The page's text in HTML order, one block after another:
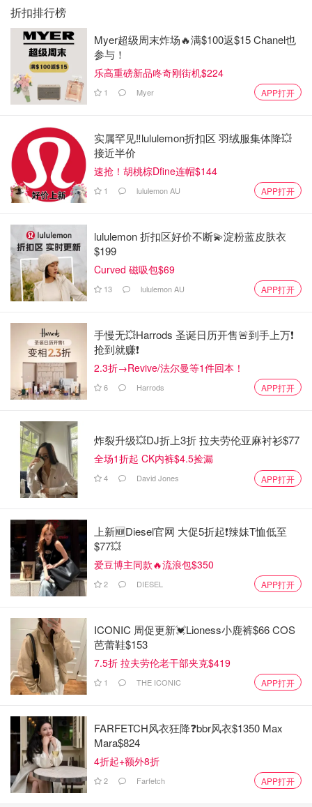
折扣排行榜
Myer超级周末炸场🔥满$100返$15 Chanel也
参与！
乐高重磅新品咚奇刚街机$224
1 Myer APP打开
实属罕见‼️lululemon折扣区 羽绒服集体降💥
接近半价
速抢！胡桃棕Dfine连帽$144
1 lululemon AU APP打开
lululemon 折扣区好价不断💫淀粉蓝皮肤衣
$199
Curved 磁吸包$69
13 lululemon AU APP打开
手慢无💥Harrods 圣诞日历开售🚨到手上万❗️
抢到就赚❗️
2.3折→Revive/法尔曼等1件回本！
6 Harrods APP打开
炸裂升级💥DJ折上3折 拉夫劳伦亚麻衬衫$77
全场1折起 CK内裤$4.5捡漏
4 David Jones APP打开
上新🆕Diesel官网 大促5折起❗️辣妹T恤低至
$77💥
爱豆博主同款🔥流浪包$350
2 DIESEL APP打开
ICONIC 周促更新💓Lioness小鹿裤$66 COS
芭蕾鞋$153
7.5折 拉夫劳伦老干部夹克$419
1 THE ICONIC APP打开
FARFETCH风衣狂降❓bbr风衣$1350 Max
Mara$824
4折起+额外8折
2 Farfetch APP打开